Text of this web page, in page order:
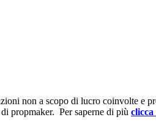
non a scopo di lucro coinvolte
propmaker. Per saperne di più